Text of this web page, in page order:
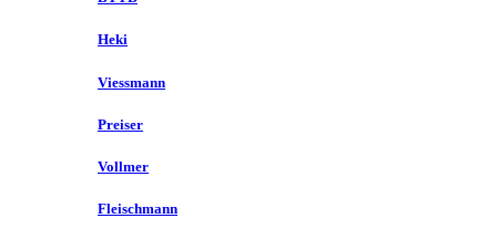
Heki
Viessmann
Preiser
Vollmer
Fleischmann